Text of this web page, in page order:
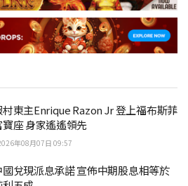
東主Enrique Razon Jr 登上福布斯菲
座 身家遙遙領先
年08月07日 09:57
兌現派息承諾 宣佈中期股息相等於